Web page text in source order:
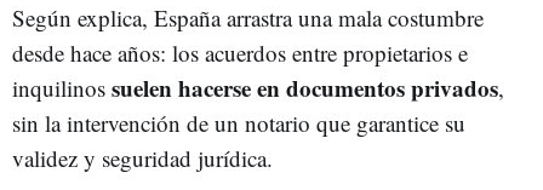
Según explica, España arrastra una mala costumbre
desde hace años: los acuerdos entre propietarios e
inquilinos suelen hacerse en documentos privados,
sin la intervención de un notario que garantice su
validez y seguridad jurídica.